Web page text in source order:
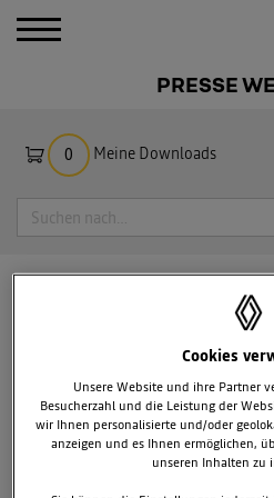
PRESSE
0 Meine Downloads
Suche
RENAULT SPORT
Cookies
Unsere Website und ihre Partner
Besucherzahl und die Leistung der
wir Ihnen personalisierte und/oder
anzeigen und es Ihnen ermöglichen,
unseren Inhalten zu